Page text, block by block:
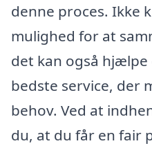
denne proces. Ikke
mulighed for at
det kan også
bedste service, der
behov. Ved at
du, at du får en fair